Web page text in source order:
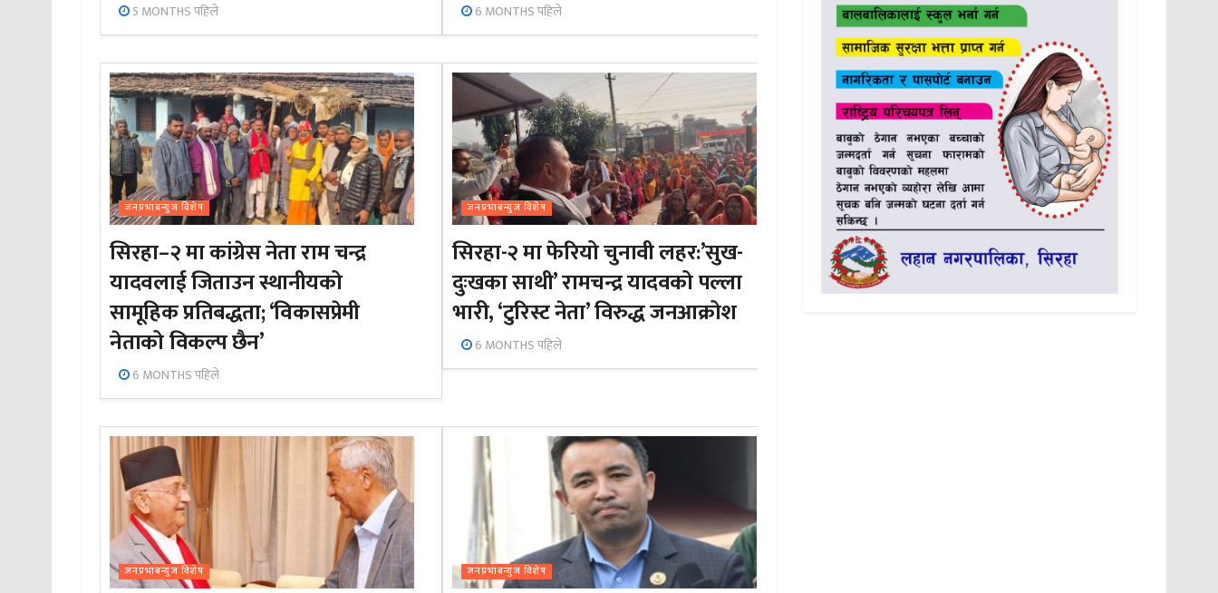
5 MONTHS पहिले 6 MONTHS पहिले
जनप्रभाबन्युज विशेष
सिरहा–२ मा कांग्रेस नेता राम चन्द्र
यादवलाई जिताउन स्थानीयको
सामूहिक प्रतिबद्धता; ‘विकासप्रेमी
नेताको विकल्प छैन’
6 MONTHS पहिले
जनप्रभाबन्युज विशेष
सिरहा-२ मा फेरियो चुनावी लहर:’सुख-
दुःखका साथी’ रामचन्द्र यादवको पल्ला
भारी, ‘टुरिस्ट नेता’ विरुद्ध जनआक्रोश
6 MONTHS पहिले
जनप्रभाबन्युज विशेष जनप्रभाबन्युज विशेष